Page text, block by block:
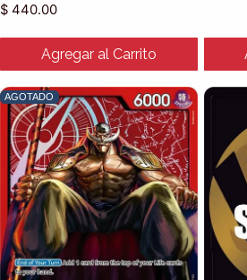
Precio habitual
$ 440.00
Agregar al Carrito
AGOTADO